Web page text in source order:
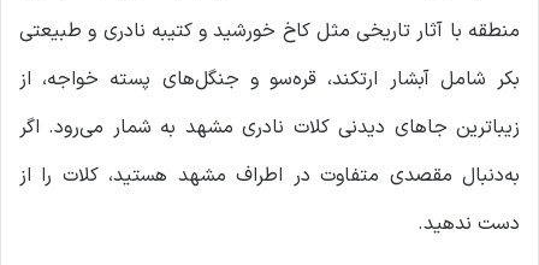
منطقه با آثار تاریخی مثل کاخ خورشید و کتیبه نادری و طبیعتی
بکر شامل آبشار ارتکند، قره‌سو و جنگل‌های پسته خواجه، از
زیباترین جاهای دیدنی کلات نادری مشهد به شمار می‌رود. اگر
به‌دنبال مقصدی متفاوت در اطراف مشهد هستید، کلات را از
دست ندهید.